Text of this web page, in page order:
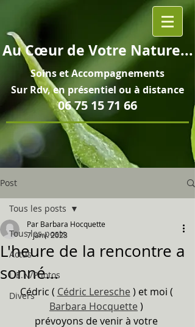
AuCœurde Votre Nature...
Soins etAccompagnements
Sur Rdv, en présentiel ou à distance
06 75 15 71 66
Post
Tous les posts
Actus
L.E.N/Photos
Divers
Tous les posts
L'heure de la rencontre a
sonné...
Par Barbara Hocquette
7 janv. 2023
Cédric ( Cédric Leresche ) et moi (
Barbara Hocquette )
prévoyons de venir à votre